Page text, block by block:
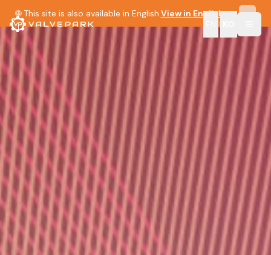
🌐 This site is also available in English.View in English →
|